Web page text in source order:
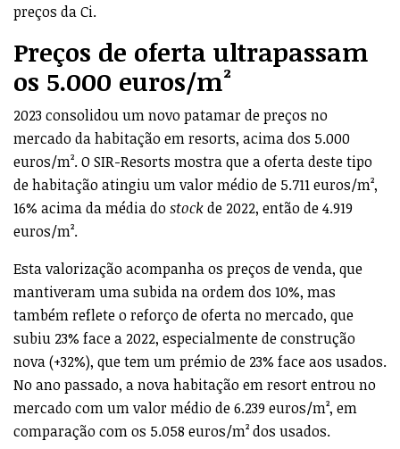
preços da Ci.
Preços de oferta ultrapassam
os 5.000 euros/m²
2023 consolidou um novo patamar de preços no
mercado da habitação em resorts, acima dos 5.000
euros/m². O SIR-Resorts mostra que a oferta deste tipo
de habitação atingiu um valor médio de 5.711 euros/m²,
16% acima da média dostockde 2022, então de 4.919
euros/m².
Esta valorização acompanha os preços de venda, que
mantiveram uma subida na ordem dos 10%, mas
também reflete o reforço de oferta no mercado, que
subiu 23% face a 2022, especialmente de construção
nova (+32%), que tem um prémio de 23% face aos usados.
No ano passado, a nova habitação em resort entrou no
mercado com um valor médio de 6.239 euros/m², em
comparação com os 5.058 euros/m² dos usados.